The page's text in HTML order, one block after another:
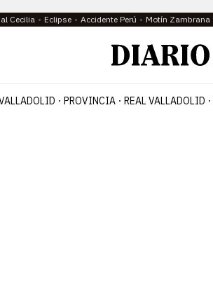
Cecilia Eclipse Accidente Perú Motín Zambrana
PROVINCIA REAL VALLADOLID